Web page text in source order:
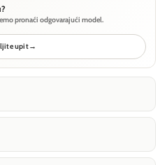
pronaći odgovarajući model.
upit→